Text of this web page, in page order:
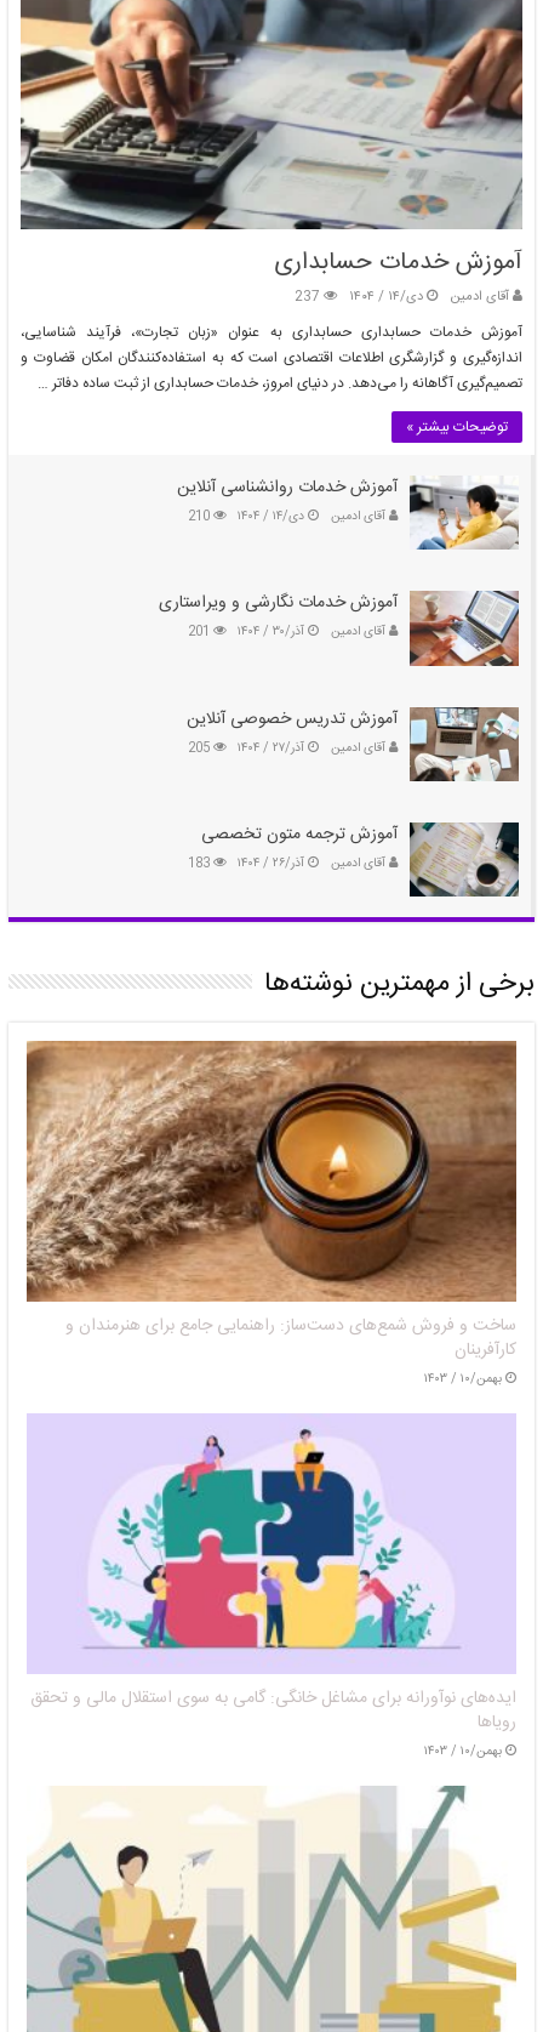
آموزش خدمات حسابداری
آقای ادمین دی/۱۴ / ۱۴۰۴ 237
آموزش خدمات حسابداری حسابداری به عنوان «زبان تجارت»، فرآیند شناسایی،
اندازه‌گیری و گزارشگری اطلاعات اقتصادی است که به استفاده‌کنندگان امکان قضاوت و
تصمیم‌گیری آگاهانه را می‌دهد. در دنیای امروز، خدمات حسابداری از ثبت ساده دفاتر …
توضیحات بیشتر »
آموزش خدمات روانشناسی آنلاین
آقای ادمین دی/۱۴ / ۱۴۰۴ 210
آموزش خدمات نگارشی و ویراستاری
آقای ادمین آذر/۳۰ / ۱۴۰۴ 201
آموزش تدریس خصوصی آنلاین
آقای ادمین آذر/۲۷ / ۱۴۰۴ 205
آموزش ترجمه متون تخصصی
آقای ادمین آذر/۲۶ / ۱۴۰۴ 183
برخی از مهمترین نوشته‌ها
ساخت و فروش شمع‌های دست‌ساز: راهنمایی جامع برای هنرمندان و
کارآفرینان
بهمن/۱۰ / ۱۴۰۳
ایده‌های نوآورانه برای مشاغل خانگی: گامی به سوی استقلال مالی و تحقق
رویاها
بهمن/۱۰ / ۱۴۰۳